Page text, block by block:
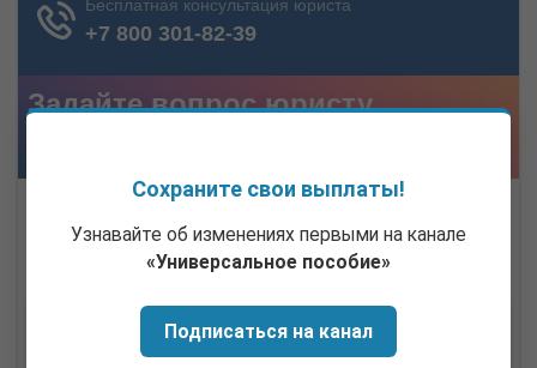
Сохраните свои выплаты!
Узнавайте об изменениях первыми на канале
«Универсальное пособие»
Подписаться на канал